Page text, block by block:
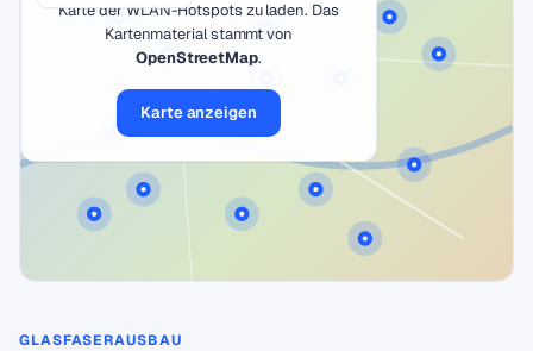
Karte der WLAN-Hotspots zu laden. Das
Kartenmaterial stammt von
OpenStreetMap.
Karte anzeigen
GLASFASERAUSBAU